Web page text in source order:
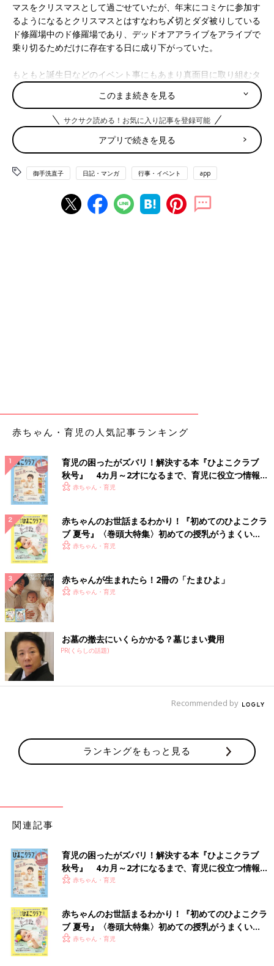
マスをクリスマスとして過ごせていたが、年末にコミケに参加す
るようになるとクリスマスとはすなわち〆切とダダ被りしている
ド修羅場中のド修羅場であり、デッドオアアライブをアライブで
乗り切るためだけに存在する日に成り下がっていた。
もともと誕生日などのイベント事にもあまり真面目に取り組むタ
イプではなかったため、大人になってからは完全にただの平日と
同じ扱いまたはそれ以下になっていたのだが結婚して子どもが生
まれるとそういうわけにはいかなくなったのである。おそらく、
親は幼子のためにクリスマスをスルーしてはならないのだ。独身
時代は買い出しにも行けず何も食べる物がないため、かろうじて
家にあった人参の皮を剥きまるごとかじって飢えをしのぐという
ことをしていたが、これを子にも強要するとおそらく世界中から
非難される。おそろしい。クリスマスを人参で済ますな。
私の場合、配偶者がイベント事にハッスルするタイプであったた
クリスマスしているのだ。クリスマスしているってなんだ。とに
るのだ。そしてそれは正しい。
クリスマスの概念が消え、正月の概念がほぼ消え、曜日の概念も
消え、〆切という区切りにのみ意識を割いて生きていつつあった
が、イベント観念のある夫のありがたさを実感するのであった。
（おわり）
怖！エンドレス立ってゆらゆら
オレたちの育児はこれからだ…！31歳で婚活デ
ビューしたオタクマンガ家直子が、とうとうマ
話 恐怖！エンドレス立ってゆらゆら
【マンガ】御手洗直子の『さらにつっこ
ク『31歳BLマンガ家が婚活するとこうなる』か
で母になったおたくマンガ家ママ・直子が第2
します。たまひよONLINEで数話分限定公開で
す！ 限定公開その１は「１～2才代のしつけ
（？）」。直子流しつけ……とは？
御手洗直子
Profile pixivで大人気。累計閲覧数1100万を誇る爆笑コミック
エッセイスト。なんでそんなにネタ満載人生を・・・という謎の
女子になると、人生こうなる！～底～」（一迅社）、「つっこみ
が止まらない育児日記」「さらにつっこみが止まらない育児日
記」（ベネッセコーポレーション）など。たまひよのサイトで、
数話限定公開中。
御手洗直子X（旧twitter）：＠mitarainaoko
このまま続きを見る
サクサク読める！お気に入り記事を登録可能
アプリで続きを見る
御手洗直子 日記・マンガ 行事・イベント app
赤ちゃん・育児の人気記事ランキング
育児の困ったがズバリ！解決する本『ひよこクラブ
秋号』 4カ月～2才になるまで、育児に役立つ情報が
いっぱい！
赤ちゃん・育児
赤ちゃんのお世話まるわかり！『初めてのひよこクラ
ブ 夏号』〈巻頭大特集〉初めての授乳がうまくい
く！ おっぱい・ミルクの基本と夏のトラブル 解決テ
赤ちゃん・育児
赤ちゃんが生まれたら！2冊の「たまひよ」
赤ちゃん・育児
お墓の撤去にいくらかかる？墓じまい費用
PR(くらしの話題)
Recommended by
ランキングをもっと見る
関連記事
育児の困ったがズバリ！解決する本『ひよこクラブ
秋号』 4カ月～2才になるまで、育児に役立つ情報が
いっぱい！
赤ちゃん・育児
赤ちゃんのお世話まるわかり！『初めてのひよこクラ
ブ 夏号』〈巻頭大特集〉初めての授乳がうまくい
く！ おっぱい・ミルクの基本と夏のトラブル 解決テ
赤ちゃん・育児